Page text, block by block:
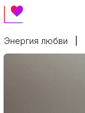
Энергия любви